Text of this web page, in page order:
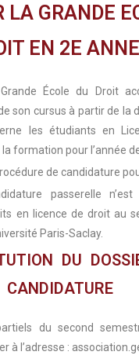
LA GRANDE
EN 2E
École du Droit
son cursus à partir de la
les étudiants en
formation pour l’année
de candidature
passerelle n’est
en licence de droit au
Paris-Saclay.
DU
CANDIDATURE
du second
à l’adresse :